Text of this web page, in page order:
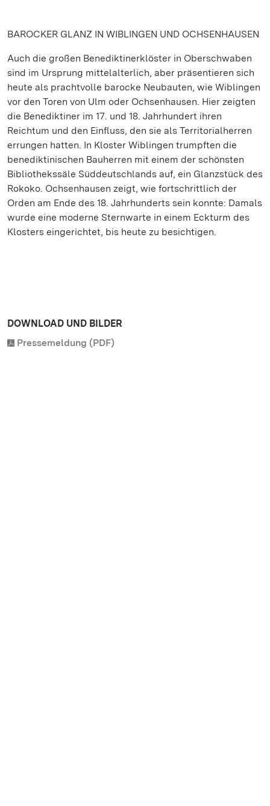
BAROCKER GLANZ IN WIBLINGEN UND OCHSENHAUSEN
Auch die großen Benediktinerklöster in Oberschwaben
sind im Ursprung mittelalterlich, aber präsentieren sich
heute als prachtvolle barocke Neubauten, wie Wiblingen
vor den Toren von Ulm oder Ochsenhausen. Hier zeigten
die Benediktiner im 17. und 18. Jahrhundert ihren
Reichtum und den Einfluss, den sie als Territorialherren
errungen hatten. In Kloster Wiblingen trumpften die
benediktinischen Bauherren mit einem der schönsten
Bibliothekssäle Süddeutschlands auf, ein Glanzstück des
Rokoko. Ochsenhausen zeigt, wie fortschrittlich der
Orden am Ende des 18. Jahrhunderts sein konnte: Damals
wurde eine moderne Sternwarte in einem Eckturm des
Klosters eingerichtet, bis heute zu besichtigen.
DOWNLOAD UND BILDER
Pressemeldung (PDF)